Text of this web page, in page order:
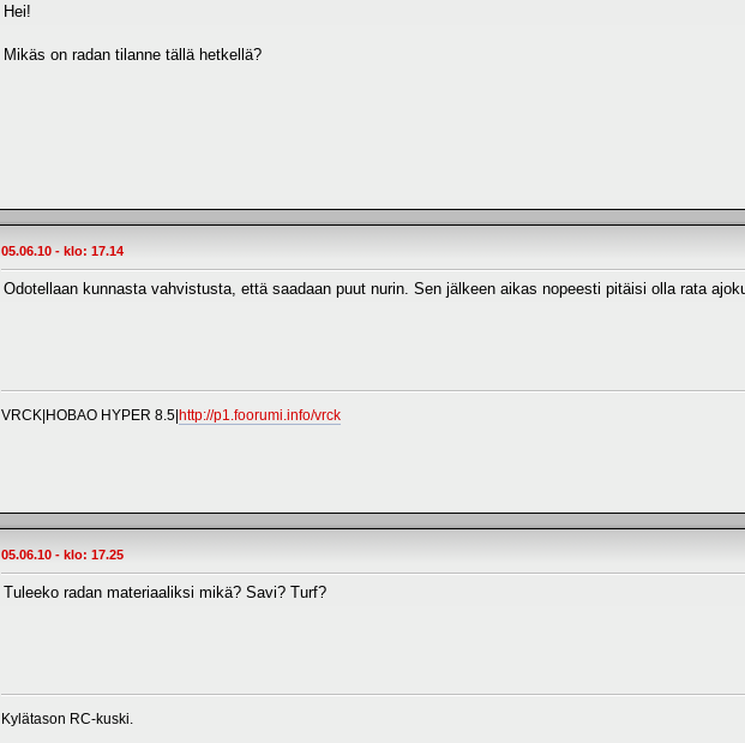
Hei!
Mikäs on radan tilanne tällä hetkellä?
05.06.10 - klo: 17.14
Odotellaan kunnasta vahvistusta, että saadaan puut nurin. Sen jälkeen aikas nopeesti pitäisi olla rata
VRCK|HOBAO HYPER 8.5|http://p1.foorumi.info/vrck
05.06.10 - klo: 17.25
Tuleeko radan materiaaliksi mikä? Savi? Turf?
Kylätason RC-kuski.